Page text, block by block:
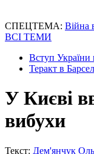
СПЕЦТЕМА: Війна
ВСІ ТЕМИ
Вступ
Теракт в
У Києві
вибухи
Текст: Дем'янчук